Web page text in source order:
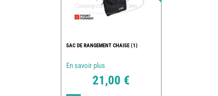
SAC DE RANGEMENT CHAISE (1)
En savoir plus
21,00 €